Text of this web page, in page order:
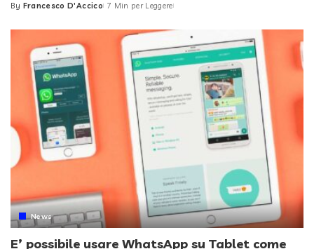
Posted
By Francesco D'Accico 7 Min per Leggere
News
E’ possibile usare WhatsApp su Tablet come